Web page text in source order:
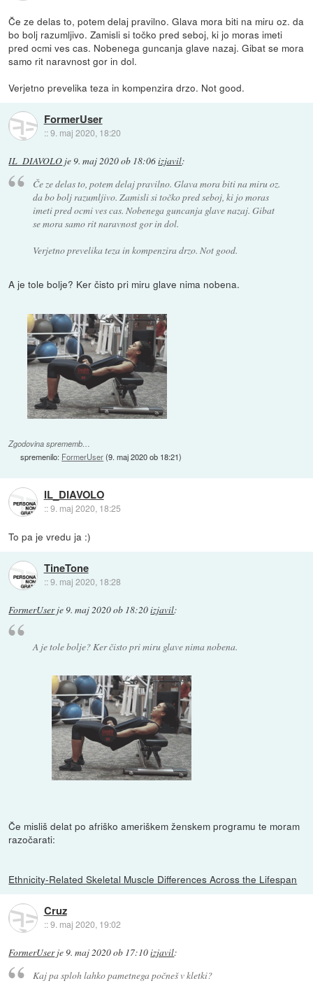
Če ze delas to, potem delaj pravilno. Glava mora biti na miru oz. da
bo bolj razumljivo. Zamisli si točko pred seboj, ki jo moras imeti
pred ocmi ves cas. Nobenega guncanja glave nazaj. Gibat se mora
samo rit naravnost gor in dol.
Verjetno prevelika teza in kompenzira drzo. Not good.
FormerUser
::9. maj 2020, 18:20
IL_DIAVOLO je9. maj 2020 ob 18:06izjavil:
Če ze delas to, potem delaj pravilno. Glava mora biti na miru oz.
da bo bolj razumljivo. Zamisli si točko pred seboj, ki jo moras
imeti pred ocmi ves cas. Nobenega guncanja glave nazaj. Gibat
se mora samo rit naravnost gor in dol.
Verjetno prevelika teza in kompenzira drzo. Not good.
A je tole bolje? Ker čisto pri miru glave nima nobena.
Zgodovina sprememb…
spremenilo: FormerUser(9. maj 2020 ob 18:21)
IL_DIAVOLO
::9. maj 2020, 18:25
To pa je vredu ja :)
TineTone
::9. maj 2020, 18:28
FormerUserje9. maj 2020 ob 18:20izjavil:
A je tole bolje? Ker čisto pri miru glave nima nobena.
Če misliš delat po afriško ameriškem ženskem programu te moram
razočarati:
Ethnicity-Related Skeletal Muscle Differences Across the Lifespan
Cruz
::9. maj 2020, 19:02
FormerUserje9. maj 2020 ob 17:10izjavil:
Kaj pa sploh lahko pametnega počneš v kletki?